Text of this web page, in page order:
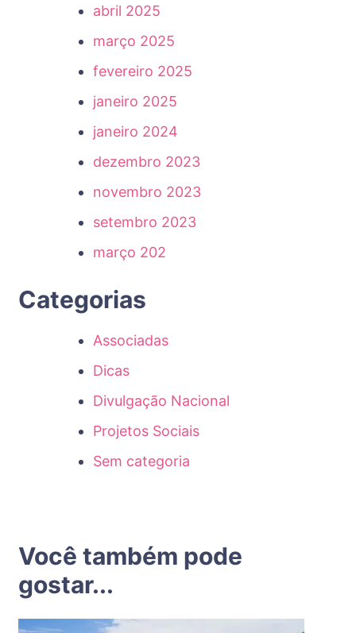
abril 2025
março 2025
fevereiro 2025
janeiro 2025
janeiro 2024
dezembro 2023
novembro 2023
setembro 2023
março 202
Categorias
Associadas
Dicas
Divulgação Nacional
Projetos Sociais
Sem categoria
Você também pode
gostar...